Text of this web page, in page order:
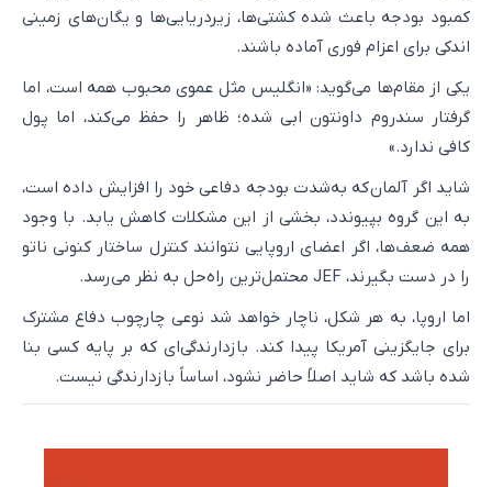
کمبود بودجه باعث شده کشتی‌ها، زیردریایی‌ها و یگان‌های زمینی
اندکی برای اعزام فوری آماده باشند.
یکی از مقام‌ها می‌گوید: «انگلیس مثل عموی محبوب همه است، اما
گرفتار سندروم داونتون ابی شده؛ ظاهر را حفظ می‌کند، اما پول
کافی ندارد.»
شاید اگر آلمان که به‌شدت بودجه دفاعی خود را افزایش داده است،
به این گروه بپیوندد، بخشی از این مشکلات کاهش یابد. با وجود
همه ضعف‌ها، اگر اعضای اروپایی نتوانند کنترل ساختار کنونی ناتو
را در دست بگیرند، JEF محتمل‌ترین راه‌حل به نظر می‌رسد.
اما اروپا، به هر شکل، ناچار خواهد شد نوعی چارچوب دفاع مشترک
برای جایگزینی آمریکا پیدا کند. بازدارندگی‌ای که بر پایه کسی بنا
شده باشد که شاید اصلاً حاضر نشود، اساساً بازدارندگی نیست.